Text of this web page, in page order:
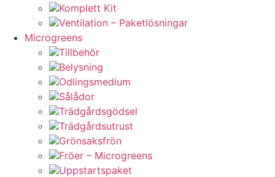
Komplett Kit
Ventilation – Paketlösningar
Microgreens
Tillbehör
Belysning
Odlingsmedium
Sålådor
Trädgårdsgödsel
Trädgårdsutrust
Grönsaksfrön
Fröer – Microgreens
Uppstartspaket